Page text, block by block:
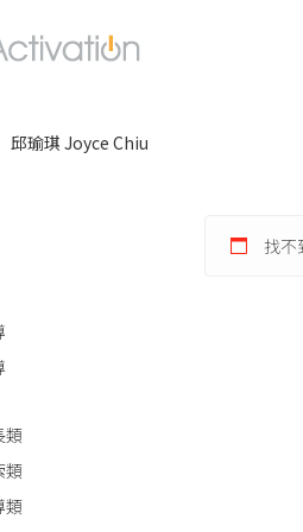
邱瑜琪 Joyce Chiu
找不
類
類
類